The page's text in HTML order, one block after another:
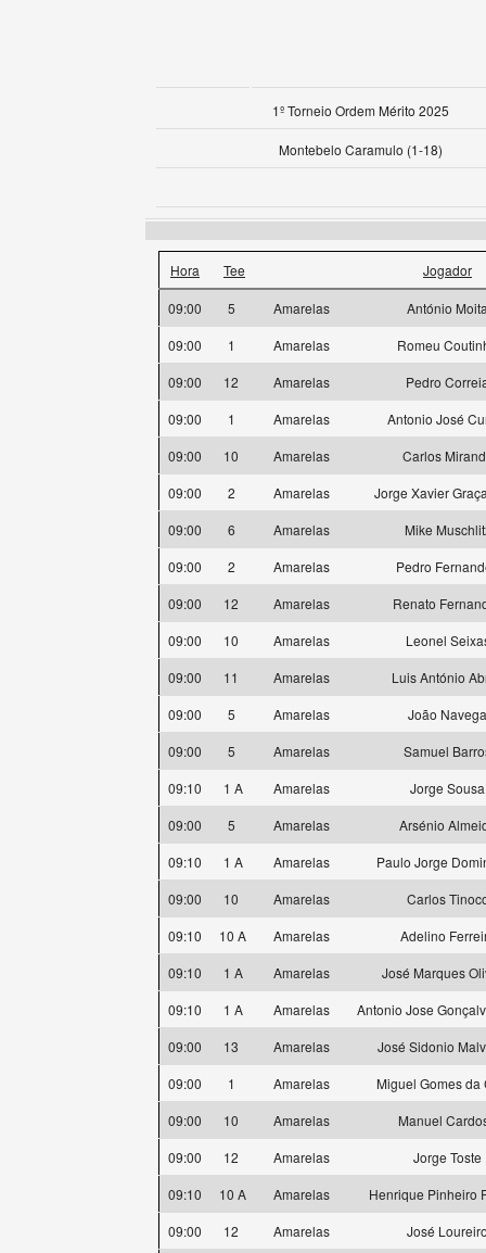
1º Torneio Ordem Mérito 2025
Montebelo Caramulo (1-18)
Hora Tee Jogador
09:00 5 Amarelas
António
09:00
1 Amarelas
Romeu
09:00
12 Amarelas
Pedro
09:00
1 Amarelas
Antonio José
09:00
10 Amarelas
Carlos
09:00
2 Amarelas
Jorge Xavier
09:00
6 Amarelas
Mike
09:00
2 Amarelas
Pedro
09:00
12 Amarelas
Renato
09:00
10 Amarelas
Leonel
09:00
11 Amarelas
Luis António
09:00
5 Amarelas
João Navega
09:00
5 Amarelas
Samuel
09:10
1 A Amarelas
Jorge Sousa
09:00
5 Amarelas
Arsénio
09:10
1 A Amarelas
Paulo Jorge
09:00
10 Amarelas
Carlos
09:10
10 A Amarelas
Adelino
09:10
1 A Amarelas
José Marques
09:10
1 A Amarelas
Antonio Jose
09:00
13 Amarelas
José Sidonio
09:00
1 Amarelas
Miguel Gomes da
09:00
10 Amarelas
Manuel
09:00
12 Amarelas
Jorge Toste
09:10
10 A Amarelas
Henrique Pinheiro
09:00
12 Amarelas
José